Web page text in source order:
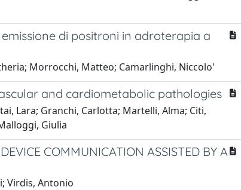
di positroni in adroterapia a
Morrocchi, Matteo; Camarlinghi, Niccolo'
and cardiometabolic pathologies
Lara; Granchi, Carlotta; Martelli, Alma; Citi,
Giulia
COMMUNICATION ASSISTED BY A
Virdis, Antonio